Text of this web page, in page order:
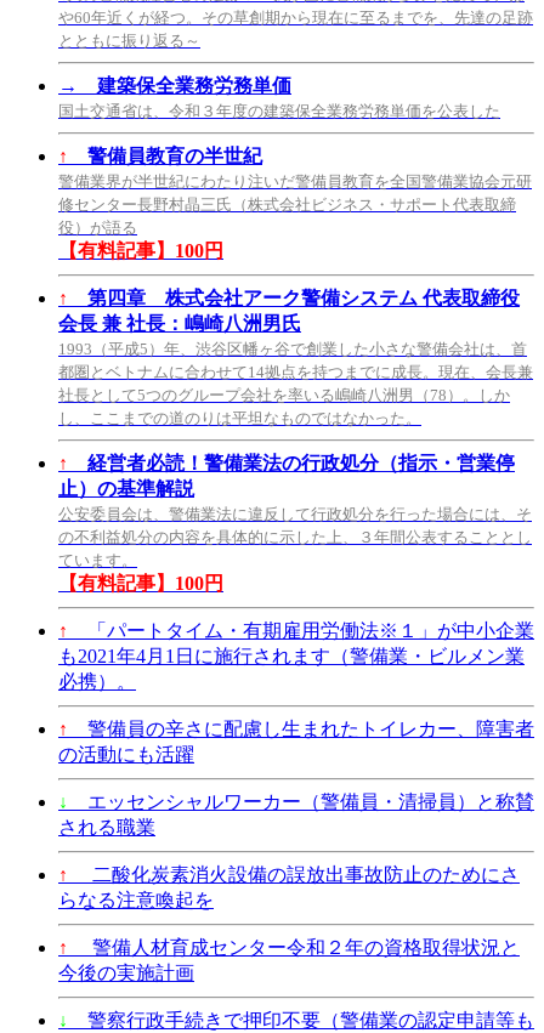
や60年近くが経つ。その草創期から現在に至るまでを、先達の足跡
とともに振り返る～
→ 建築保全業務労務単価
国土交通省は、令和３年度の建築保全業務労務単価を公表した
↑ 警備員教育の半世紀
警備業界が半世紀にわたり注いだ警備員教育を全国警備業協会元研
修センター長野村晶三氏（株式会社ビジネス・サポート代表取締
役）が語る
【有料記事】100円
↑
第四章 株式会社アーク警備システム 代表取締役
会長 兼 社長：嶋崎八洲男氏
1993（平成5）年、渋谷区幡ヶ谷で創業した小さな警備会社は、首
都圏とベトナムに合わせて14拠点を持つまでに成長。現在、会長兼
社長として5つのグループ会社を率いる嶋崎八洲男（78）。しか
し、ここまでの道のりは平坦なものではなかった。
↑
経営者必読！警備業法の行政処分（指示・営業停
止）の基準解説
公安委員会は、警備業法に違反して行政処分を行った場合には、そ
の不利益処分の内容を具体的に示した上、３年間公表することとし
ています。
【有料記事】100円
↑
「パートタイム・有期雇用労働法※１」が中小企業
も2021年4月1日に施行されます（警備業・ビルメン業
必携）。
↑
警備員の辛さに配慮し生まれたトイレカー、障害者
の活動にも活躍
↓
エッセンシャルワーカー（警備員・清掃員）と称賛
される職業
↑
二酸化炭素消火設備の誤放出事故防止のためにさ
らなる注意喚起を
↑
警備人材育成センター令和２年の資格取得状況と
今後の実施計画
↓
警察行政手続きで押印不要（警備業の認定申請等も